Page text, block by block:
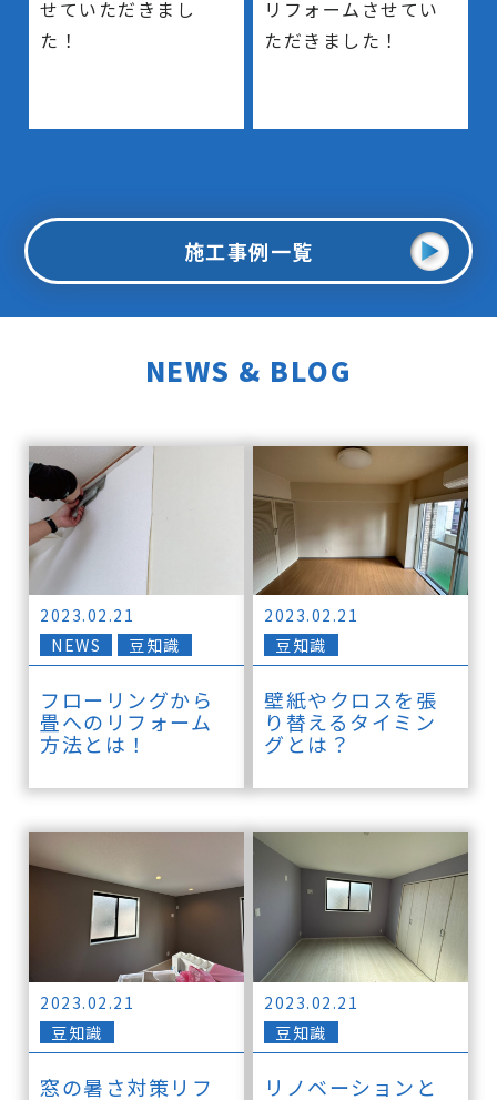
せていただきまし
た！
リフォームさせてい
ただきました！
施工事例一覧
NEWS & BLOG
2023.02.21
NEWS
豆知識
フローリングから
畳へのリフォーム
方法とは！
2023.02.21
豆知識
壁紙やクロスを張
り替えるタイミン
グとは？
2023.02.21
豆知識
窓の暑さ対策リフ
2023.02.21
豆知識
リノベーションと